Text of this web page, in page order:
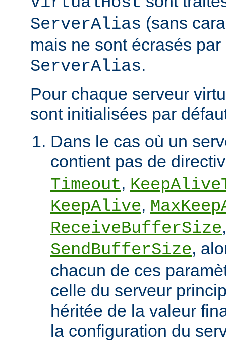
ServerAlias (sans
mais ne sont écrasés
ServerAlias.
Pour chaque serveur
sont initialisées par
Dans le cas où un
contient pas de
Timeout,
KeepAlive,
ReceiveBufferSize
SendBufferSize,
chacun de ces
celle du serveur
héritée de la valeur
la configuration du